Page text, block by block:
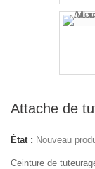
Attache de
État : Nouveau
Ceinture de